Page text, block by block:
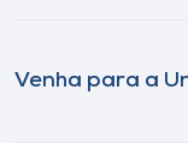
Venha para a